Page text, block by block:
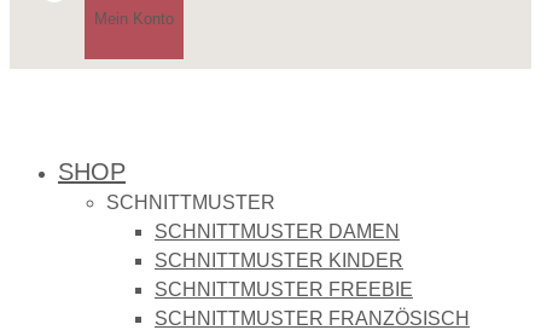
Mein Konto
SHOP
SCHNITTMUSTER
SCHNITTMUSTER DAMEN
SCHNITTMUSTER KINDER
SCHNITTMUSTER FREEBIE
SCHNITTMUSTER FRANZÖSISCH